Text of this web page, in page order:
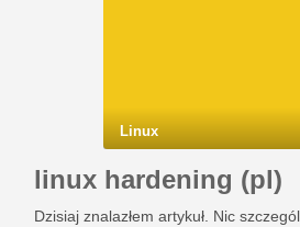
Linux
linux hardening (pl)
Dzisiaj znalazłem artykuł. Nic